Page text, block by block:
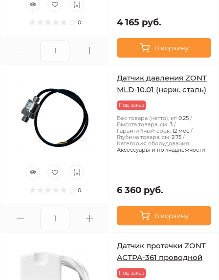
0 4 165 руб.
В корзину
0
Датчик давления ZONT
MLD-10.01 (нерж. сталь)
Под заказ
Вес товара (нетто), кг: 0.25
Высота товара, см: 3
Гарантийный срок: 12 мес
Глубина товара, см: 2.75
Категория оборудования:
Аксессуары и принадлежности
6 360 руб.
В корзину
Датчик протечки ZONT
АСТРА-361 проводной
Под заказ